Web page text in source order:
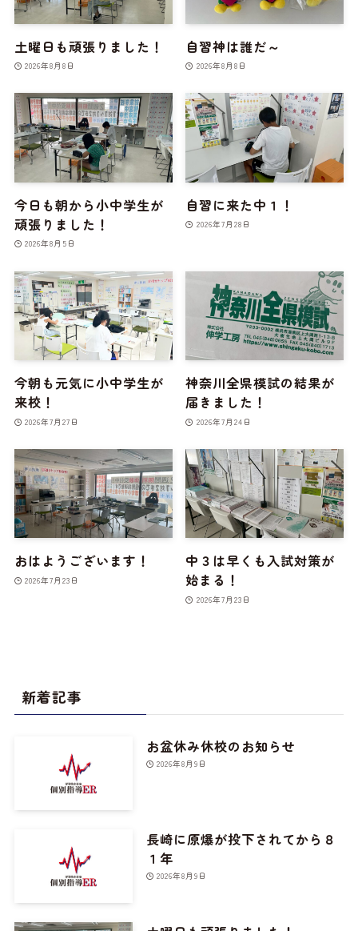
土曜日も頑張りました！
2026年8月8日
自習神は誰だ～
2026年8月8日
今日も朝から小中学生が
頑張りました！
2026年8月5日
自習に来た中１！
2026年7月28日
今朝も元気に小中学生が
来校！
2026年7月27日
神奈川全県模試の結果が
届きました！
2026年7月24日
おはようございます！
2026年7月23日
中３は早くも入試対策が
始まる！
2026年7月23日
新着記事
お盆休み休校のお知らせ
2026年8月9日
長崎に原爆が投下されてから８
１年
2026年8月9日